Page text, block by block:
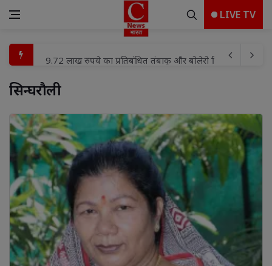
LIVE TV
राजधानी रांची विधान सभा थाना छेत्र के अंतर्गत नया सराय ब्रांड
ग्रामीणों का फूटा गुस्सा, पीडब्ल्यूडी से तत्काल मरम्मत की मांग;
छत्तीसगढ़ में पर्यावरण संरक्षण और हरियाली बढ़ाने के उद्देश्य से वन
राष्ट्रीय जनता दल की नई कमेटी के गठन को लेकर प्रक्रिया तेज -
अखण्ड ब्राह्मण महासभा ने शोकसभा आयोजित कर श्रीमती राजेश्वरी
48.64 करोड़ की सड़क पर जलभराव का संकट, गलत लेवलिंग से बीच
नाबालिग को बहला-फुसलाकर ले जाने व दुष्कर्म का आरोपी गिरफ्तार
रजिस्ट्री व्यवस्था में बदलाव का विरोध मोहनलालगंज बार
9.72 लाख रुपये का प्रतिबंधित तंबाकू और बोलेरो पिकअप वाहन
सिन्घरौली